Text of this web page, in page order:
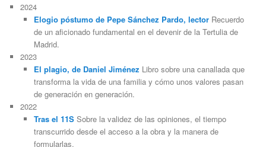
2024
Elogio póstumo de Pepe Sánchez Pardo, lectorRecuerdo
de un aficionado fundamental en el devenir de la Tertulia de
Madrid.
2023
El plagio, de Daniel Jiménez Libro sobre una canallada que
transforma la vida de una familia y cómo unos valores pasan
de generación en generación.
2022
Tras el 11SSobre la validez de las opiniones, el tiempo
transcurrido desde el acceso a la obra y la manera de
formularlas.